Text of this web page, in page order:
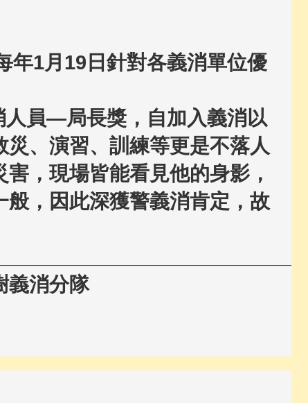
1月19日針對各義消單位優
員—局長獎，自加入義消以
、演習、訓練等更是不落人
，現場皆能看見他的身影，
，因此深獲警義消肯定，故
義消分隊